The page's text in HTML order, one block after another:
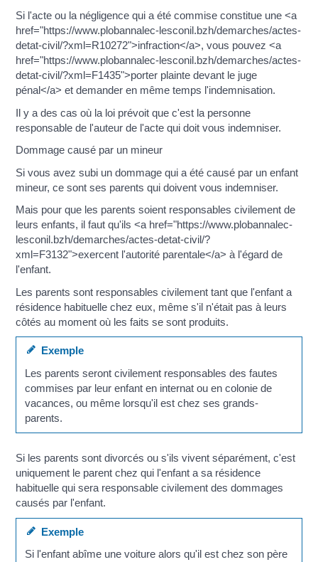
Si l'acte ou la négligence qui a été commise constitue une <a
href="https://www.plobannalec-lesconil.bzh/demarches/actes-
detat-civil/?xml=R10272">infraction</a>, vous pouvez <a
href="https://www.plobannalec-lesconil.bzh/demarches/actes-
detat-civil/?xml=F1435">porter plainte devant le juge
pénal</a> et demander en même temps l'indemnisation.
Il y a des cas où la loi prévoit que c'est la personne
responsable de l'auteur de l'acte qui doit vous indemniser.
Dommage causé par un mineur
Si vous avez subi un dommage qui a été causé par un enfant
mineur, ce sont ses parents qui doivent vous indemniser.
Mais pour que les parents soient responsables civilement de
leurs enfants, il faut qu'ils <a href="https://www.plobannalec-
lesconil.bzh/demarches/actes-detat-civil/?
xml=F3132">exercent l'autorité parentale</a> à l'égard de
l'enfant.
Les parents sont responsables civilement tant que l'enfant a
résidence habituelle chez eux, même s'il n'était pas à leurs
côtés au moment où les faits se sont produits.
Exemple
Les parents seront civilement responsables des fautes
commises par leur enfant en internat ou en colonie de
vacances, ou même lorsqu'il est chez ses grands-
parents.
Si les parents sont divorcés ou s'ils vivent séparément, c'est
uniquement le parent chez qui l'enfant a sa résidence
habituelle qui sera responsable civilement des dommages
causés par l'enfant.
Exemple
Si l'enfant abîme une voiture alors qu'il est chez son père